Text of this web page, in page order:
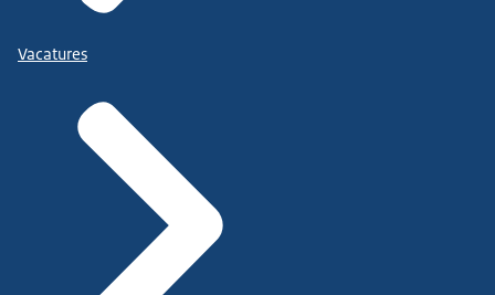
Vacatures